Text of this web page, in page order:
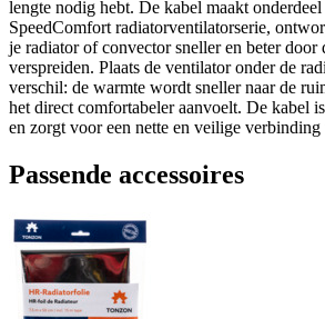
lengte nodig hebt. De kabel maakt
SpeedComfort radiatorventilatorserie,
je radiator of convector sneller en beter door
verspreiden. Plaats de ventilator onder de
verschil: de warmte wordt sneller naar de
het direct comfortabeler aanvoelt. De kabel
en zorgt voor een nette en veilige verbinding
Passende accessoires